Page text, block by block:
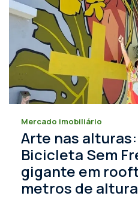
Mercado imobiliário
Arte nas
Bicicleta Sem
gigante em
metros de